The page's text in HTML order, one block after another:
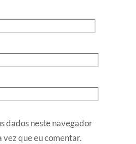
dados neste navegador
vez que eu comentar.